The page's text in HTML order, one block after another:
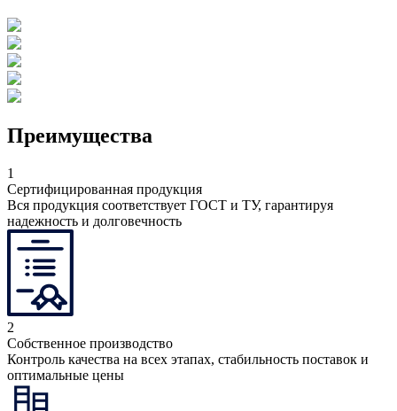
Преимущества
1
Сертифицированная продукция
Вся продукция соответствует ГОСТ и ТУ, гарантируя
надежность и долговечность
2
Собственное производство
Контроль качества на всех этапах, стабильность поставок и
оптимальные цены